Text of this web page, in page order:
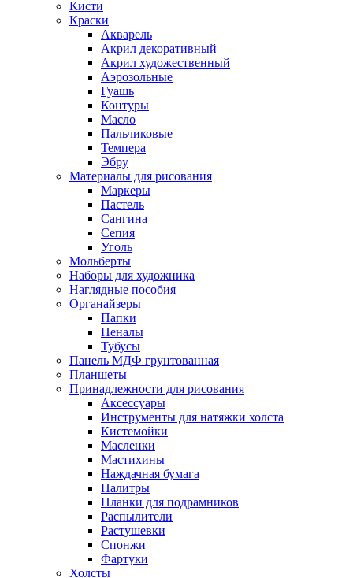
Кисти
Краски
Акварель
Акрил декоративный
Акрил художественный
Аэрозольные
Гуашь
Контуры
Масло
Пальчиковые
Темпера
Эбру
Материалы для рисования
Маркеры
Пастель
Сангина
Сепия
Уголь
Мольберты
Наборы для художника
Наглядные пособия
Органайзеры
Папки
Пеналы
Тубусы
Панель МДФ грунтованная
Планшеты
Принадлежности для рисования
Аксессуары
Инструменты для натяжки холста
Кистемойки
Масленки
Мастихины
Наждачная бумага
Палитры
Планки для подрамников
Распылители
Растушевки
Спонжи
Фартуки
Холсты